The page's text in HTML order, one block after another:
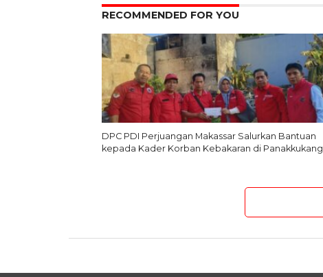
RECOMMENDED FOR YOU
DPC PDI Perjuangan Makassar Salurkan Bantuan
kepada Kader Korban Kebakaran di Panakkukang